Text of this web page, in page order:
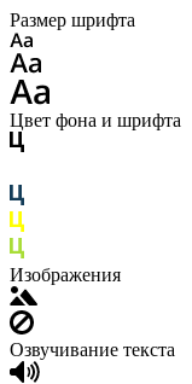
Размер шрифта
Цвет фона и шрифта
Изображения
Озвучивание текста